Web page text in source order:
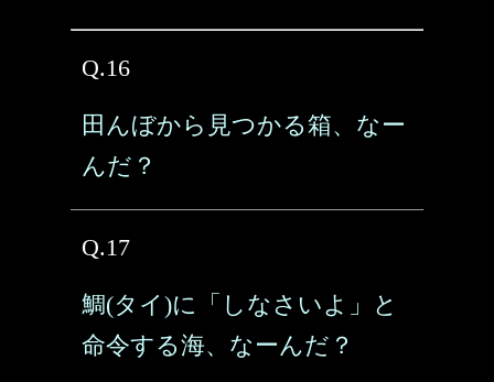
Q.16
田んぼから見つかる箱、なー
んだ？
Q.17
鯛(タイ)に「しなさいよ」と
命令する海、なーんだ？